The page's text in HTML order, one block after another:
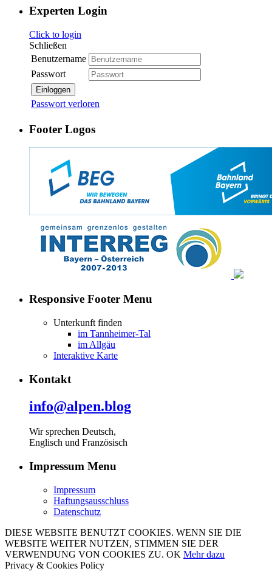
Experten Login
Click to login
Schließen
Benutzername
Passwort
Einloggen
Passwort verloren
Footer Logos
Responsive Footer Menu
Unterkunft finden
im Tannheimer-Tal
im Allgäu
Interaktive Karte
Kontakt
info@alpen.blog
Wir sprechen Deutsch,
Englisch und Französisch
Impressum Menu
Impressum
Haftungsausschluss
Datenschutz
DIESE WEBSITE BENUTZT COOKIES. WENN SIE DIE
WEBSITE WEITER NUTZEN, STIMMEN SIE DER
VERWENDUNG VON COOKIES ZU. OK Mehr dazu
Privacy & Cookies Policy